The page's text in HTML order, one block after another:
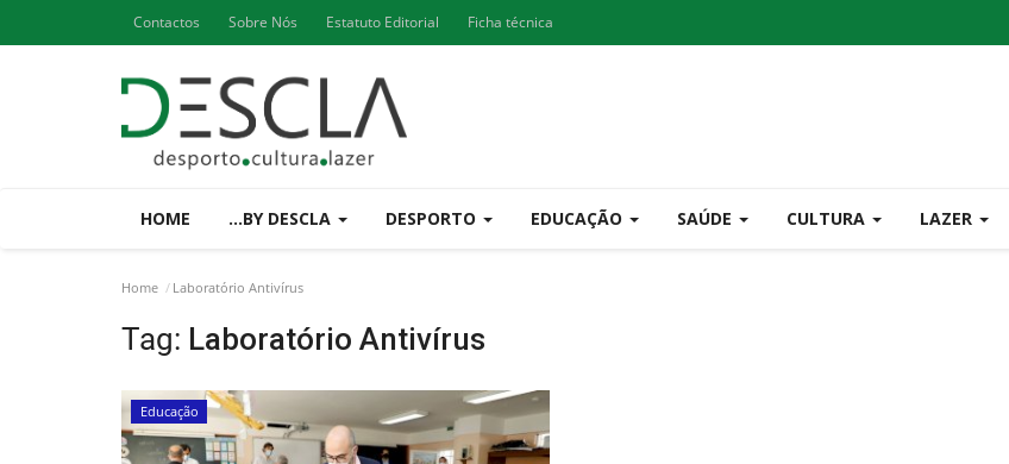
Contactos Sobre Nós Estatuto Editorial Ficha técnica
HOME ...BY DESCLA DESPORTO EDUCAÇÃO SAÚDE CULTURA LAZER
Home Laboratório Antivírus
Tag: Laboratório Antivírus
Educação